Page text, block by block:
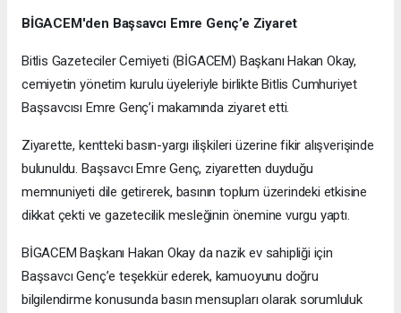
BİGACEM'den Başsavcı Emre Genç’e Ziyaret
Bitlis Gazeteciler Cemiyeti (BİGACEM) Başkanı Hakan Okay,
cemiyetin yönetim kurulu üyeleriyle birlikte Bitlis Cumhuriyet
Başsavcısı Emre Genç’i makamında ziyaret etti.
Ziyarette, kentteki basın-yargı ilişkileri üzerine fikir alışverişinde
bulunuldu. Başsavcı Emre Genç, ziyaretten duyduğu
memnuniyeti dile getirerek, basının toplum üzerindeki etkisine
dikkat çekti ve gazetecilik mesleğinin önemine vurgu yaptı.
BİGACEM Başkanı Hakan Okay da nazik ev sahipliği için
Başsavcı Genç’e teşekkür ederek, kamuoyunu doğru
bilgilendirme konusunda basın mensupları olarak sorumluluk